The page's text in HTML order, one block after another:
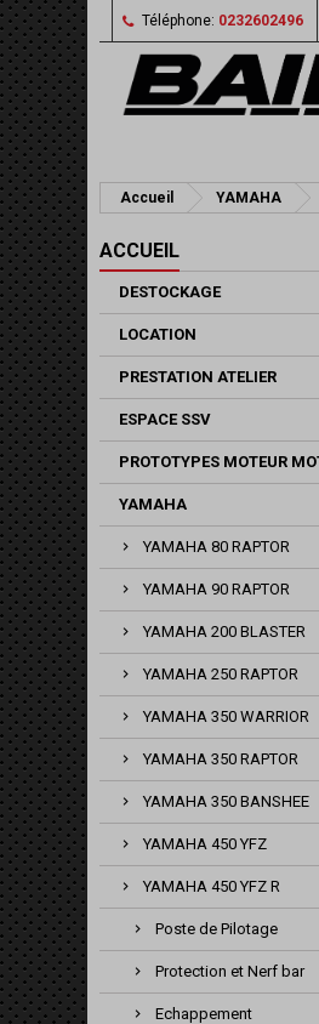
Téléphone: 0232602496
Accueil YAMAHA
ACCUEIL
DESTOCKAGE
LOCATION
PRESTATION ATELIER
ESPACE SSV
PROTOTYPES MOTEUR
YAMAHA
YAMAHA 80 RAPTOR
YAMAHA 90 RAPTOR
YAMAHA 200 BLASTER
YAMAHA 250 RAPTOR
YAMAHA 350 WARRIOR
YAMAHA 350 RAPTOR
YAMAHA 350 BANSHEE
YAMAHA 450 YFZ
YAMAHA 450 YFZ R
Poste de Pilotage
Protection et Nerf bar
Echappement